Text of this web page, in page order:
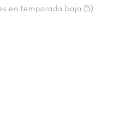
en temporada baja (5)